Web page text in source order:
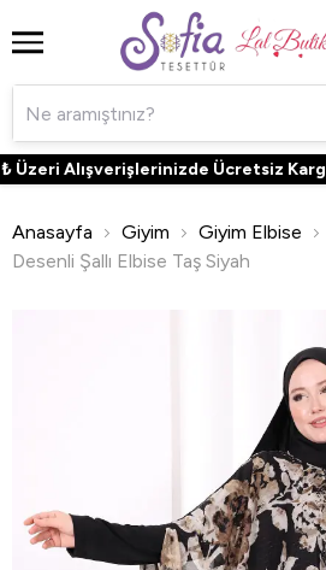
Alışverişlerinizde Ücretsiz Kargoç
Anasayfa Giyim
Giyim Elbise
Desenli Şallı Elbise Taş Siyah